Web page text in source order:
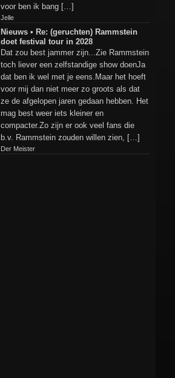
voor ben ik bang […]
Jelle
Nieuws • Re: (geruchten) Rammstein
doet festival tour in 2028
Dat zou best jammer zijn...Zie Rammstein
toch liever een zelfstandige show doenJa
dat ben ik wel met je eens.Maar het hoeft
voor mij dan niet meer zo groots als dat
ze de afgelopen jaren gedaan hebben. Het
mag best weer iets kleiner en
compacter.Zo zijn er ook veel fans die
b.v. Rammstein zouden willen zien, […]
Der Meister